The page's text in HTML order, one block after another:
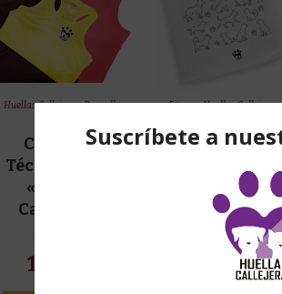
Huellas Callejeras,Para ella,
Camiseta
Técnica Mujer
«Huellas
Callejeras»
15,00
Fitness,Huellas Callejeras,
ella
Poliester
4,00 €
Show Details